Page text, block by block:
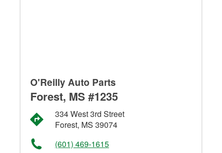
O'Reilly Auto Parts
Forest, MS #1235
334 West 3rd Street
Forest, MS 39074
(601) 469-1615